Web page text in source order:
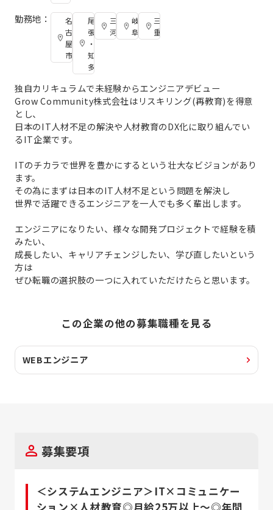
勤務地：
名
古
屋
市
尾
張
・
知
多
三
河
岐
阜
三
重
独自カリキュラムで未経験からエンジニアデビュー
Grow Community株式会社はリスキリング(再教育)を得意
とし、
日本のIT人材不足の解決や人材教育のDX化に取り組んでい
るIT企業です。
ITのチカラで世界を豊かにするという壮大なビジョンがあり
ます。
その為にまずは日本のIT人材不足という問題を解決し
世界で活躍できるエンジニアを一人でも多く輩出します。
エンジニアになりたい、様々な開発プロジェクトで経験を積
みたい、
成長したい、キャリアチェンジしたい、学び直したいという
方は
ぜひ転職の選択肢の一つに入れていただけたらと思います。
この企業の他の募集職種を見る
WEBエンジニア
募集要項
＜システムエンジニア＞IT×コミュニケー